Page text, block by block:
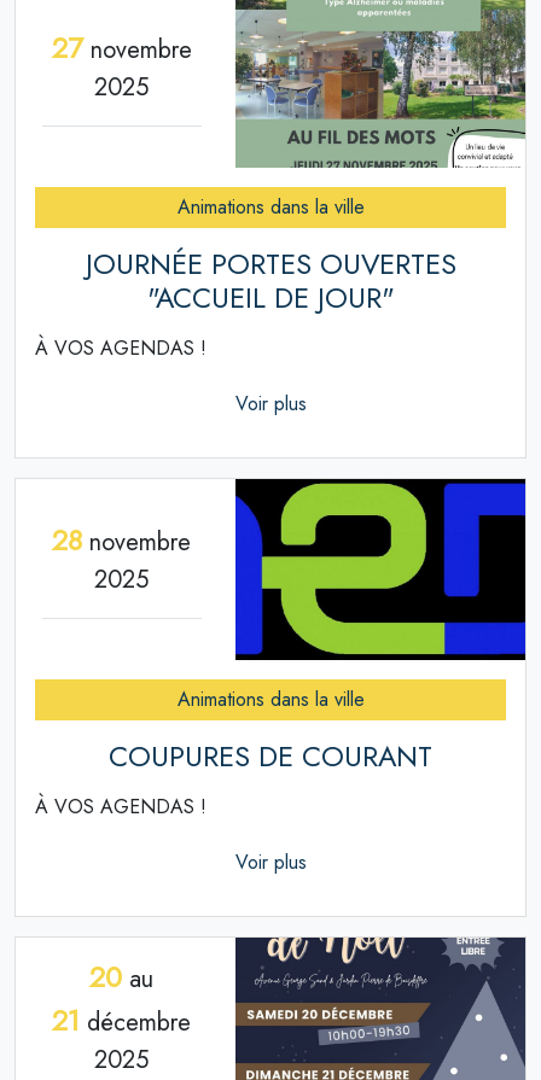
27novembre
2025
Animations dans la ville
JOURNÉE PORTES OUVERTES
"ACCUEIL DE JOUR"
À VOS AGENDAS !
Voir plus
28 novembre
2025
Animations dans la ville
COUPURES DE COURANT
À VOS AGENDAS !
Voir plus
20 au
21 décembre
2025